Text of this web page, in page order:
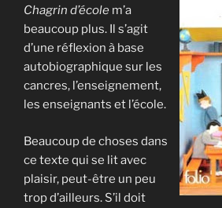
Chagrin d’école m’a
beaucoup plus. Il s’agit
d’une réflexion à base
autobiographique sur les
cancres, l’enseignement,
les enseignants et l’école.
Beaucoup de choses dans
ce texte qui se lit avec
plaisir, peut-être un peu
trop d’ailleurs. S’il doit